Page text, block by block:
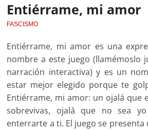
Entiérrame, mi amor
FASCISMO
Entiérrame, mi amor es una
nombre a este juego (llamémoslo
narración interactiva) y es un
estar mejor elegido porque te
Entiérrame, mi amor: un ojalá que
sobrevivas, ojalá que no sea
enterrarte a ti. El juego se